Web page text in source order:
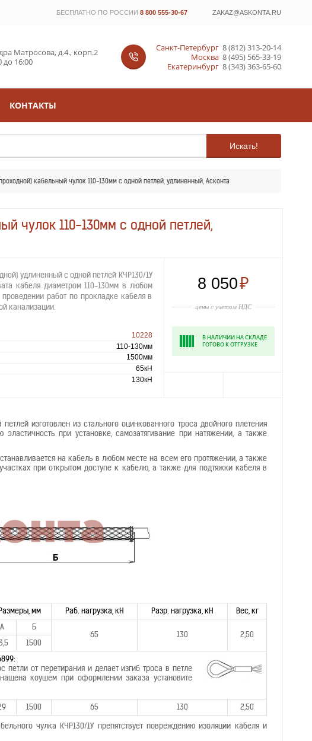
БЕСПЛАТНО ПО РОССИИ 8 800 555-30-67 ZAKAZ@ASKONTA.RU
Матросова, д.4., корп.2
до 16:00
Санкт-Петербург 8 (812) 313-20-14
Москва 8 (495) 565-33-19
Екатеринбург 8 (343) 363-65-60
КОНТАКТЫ
Искать!
кабельный чулок 110-130мм с одной петлей, удлиненный, Асконта
чулок 110-130мм с одной петлей,
удлиненный с одной петлей КЧР130/1У
кабеля диаметром 110-130мм в любом
работ по прокладке кабеля в
канализации.
10228
110-130мм
1500мм
65кН
130кН
8 050₽
цены с учетом НДС
В НАЛИЧИИ НА СКЛАДЕ
ГОТОВО К ОТГРУЗКЕ
изготовлен из стального оцинкованного троса двойного плетения
при установке, самозатягивание при натяжении, а также
на кабель в любом месте на всем его протяжении, а также
при открытом доступе к кабелю, а также для подтяжки кабеля в
мм Раб. нагрузка, кН Разр. нагрузка, кН Вес, кг
А Б
65 130
2,50
1500
петли от перетирания и делает изгиб троса в петле
коушем при оформлении заказа установите
1500 65 130
2,50
чулка КЧР130/1У препятствует повреждению изоляции кабеля и